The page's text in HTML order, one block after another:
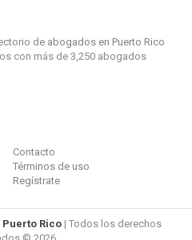
de abogados en Puerto Rico
con más de 3,250 abogados
Contacto
Términos de uso
Regístrate
Rico | Todos los derechos